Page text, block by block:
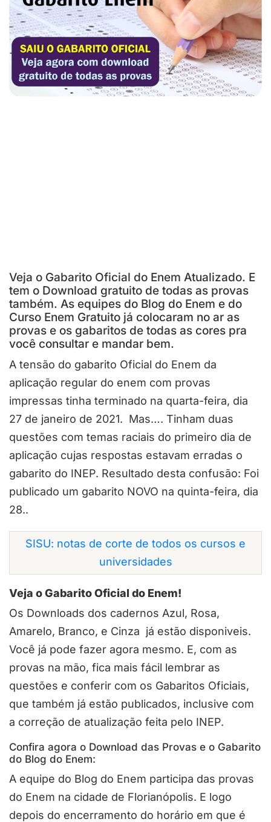
Veja o Gabarito Oficial do Enem Atualizado. E
tem o Download gratuito de todas as provas
também. As equipes do Blog do Enem e do
Curso Enem Gratuito já colocaram no ar as
provas e os gabaritos de todas as cores pra
você consultar e mandar bem.
A tensão do gabarito Oficial do Enem da
aplicação regular do enem com provas
impressas tinha terminado na quarta-feira, dia
27 de janeiro de 2021. Mas…. Tinham duas
questões com temas raciais do primeiro dia de
aplicação cujas respostas estavam erradas o
gabarito do INEP. Resultado desta confusão: Foi
publicado um gabarito NOVO na quinta-feira, dia
28..
SISU: notas de corte de todos os cursos e
universidades
Veja o Gabarito Oficial do Enem!
Os Downloads dos cadernos Azul, Rosa,
Amarelo, Branco, e Cinza já estão disponiveis.
Você já pode fazer agora mesmo. E, com as
provas na mão, fica mais fácil lembrar as
questões e conferir com os Gabaritos Oficiais,
que também já estão publicados, inclusive com
a correção de atualização feita pelo INEP.
Confira agora o Download das Provas e o Gabarito
do Blog do Enem:
A equipe do Blog do Enem participa das provas
do Enem na cidade de Florianópolis. E logo
depois do encerramento do horário em que é